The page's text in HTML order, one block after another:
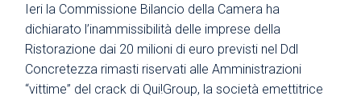
Ieri la Commissione Bilancio della Camera ha
dichiarato l’inammissibilità delle imprese della
Ristorazione dai 20 milioni di euro previsti nel Ddl
Concretezza rimasti riservati alle Amministrazioni
“vittime” del crack di Qui!Group, la società emettitrice